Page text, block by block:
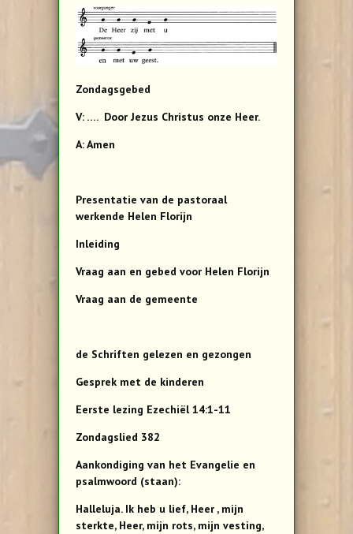
Zondagsgebed
V: …. Door Jezus Christus onze Heer.
A: Amen
Presentatie van de pastoraal
werkende Helen Florijn
Inleiding
Vraag aan en gebed voor Helen Florijn
Vraag aan de gemeente
de Schriften gelezen en gezongen
Gesprek met de kinderen
Eerste lezing Ezechiël 14:1-11
Zondagslied 382
Aankondiging van het Evangelie en
psalmwoord (staan):
Halleluja. Ik heb u lief, Heer , mijn
sterkte, Heer, mijn rots, mijn vesting,